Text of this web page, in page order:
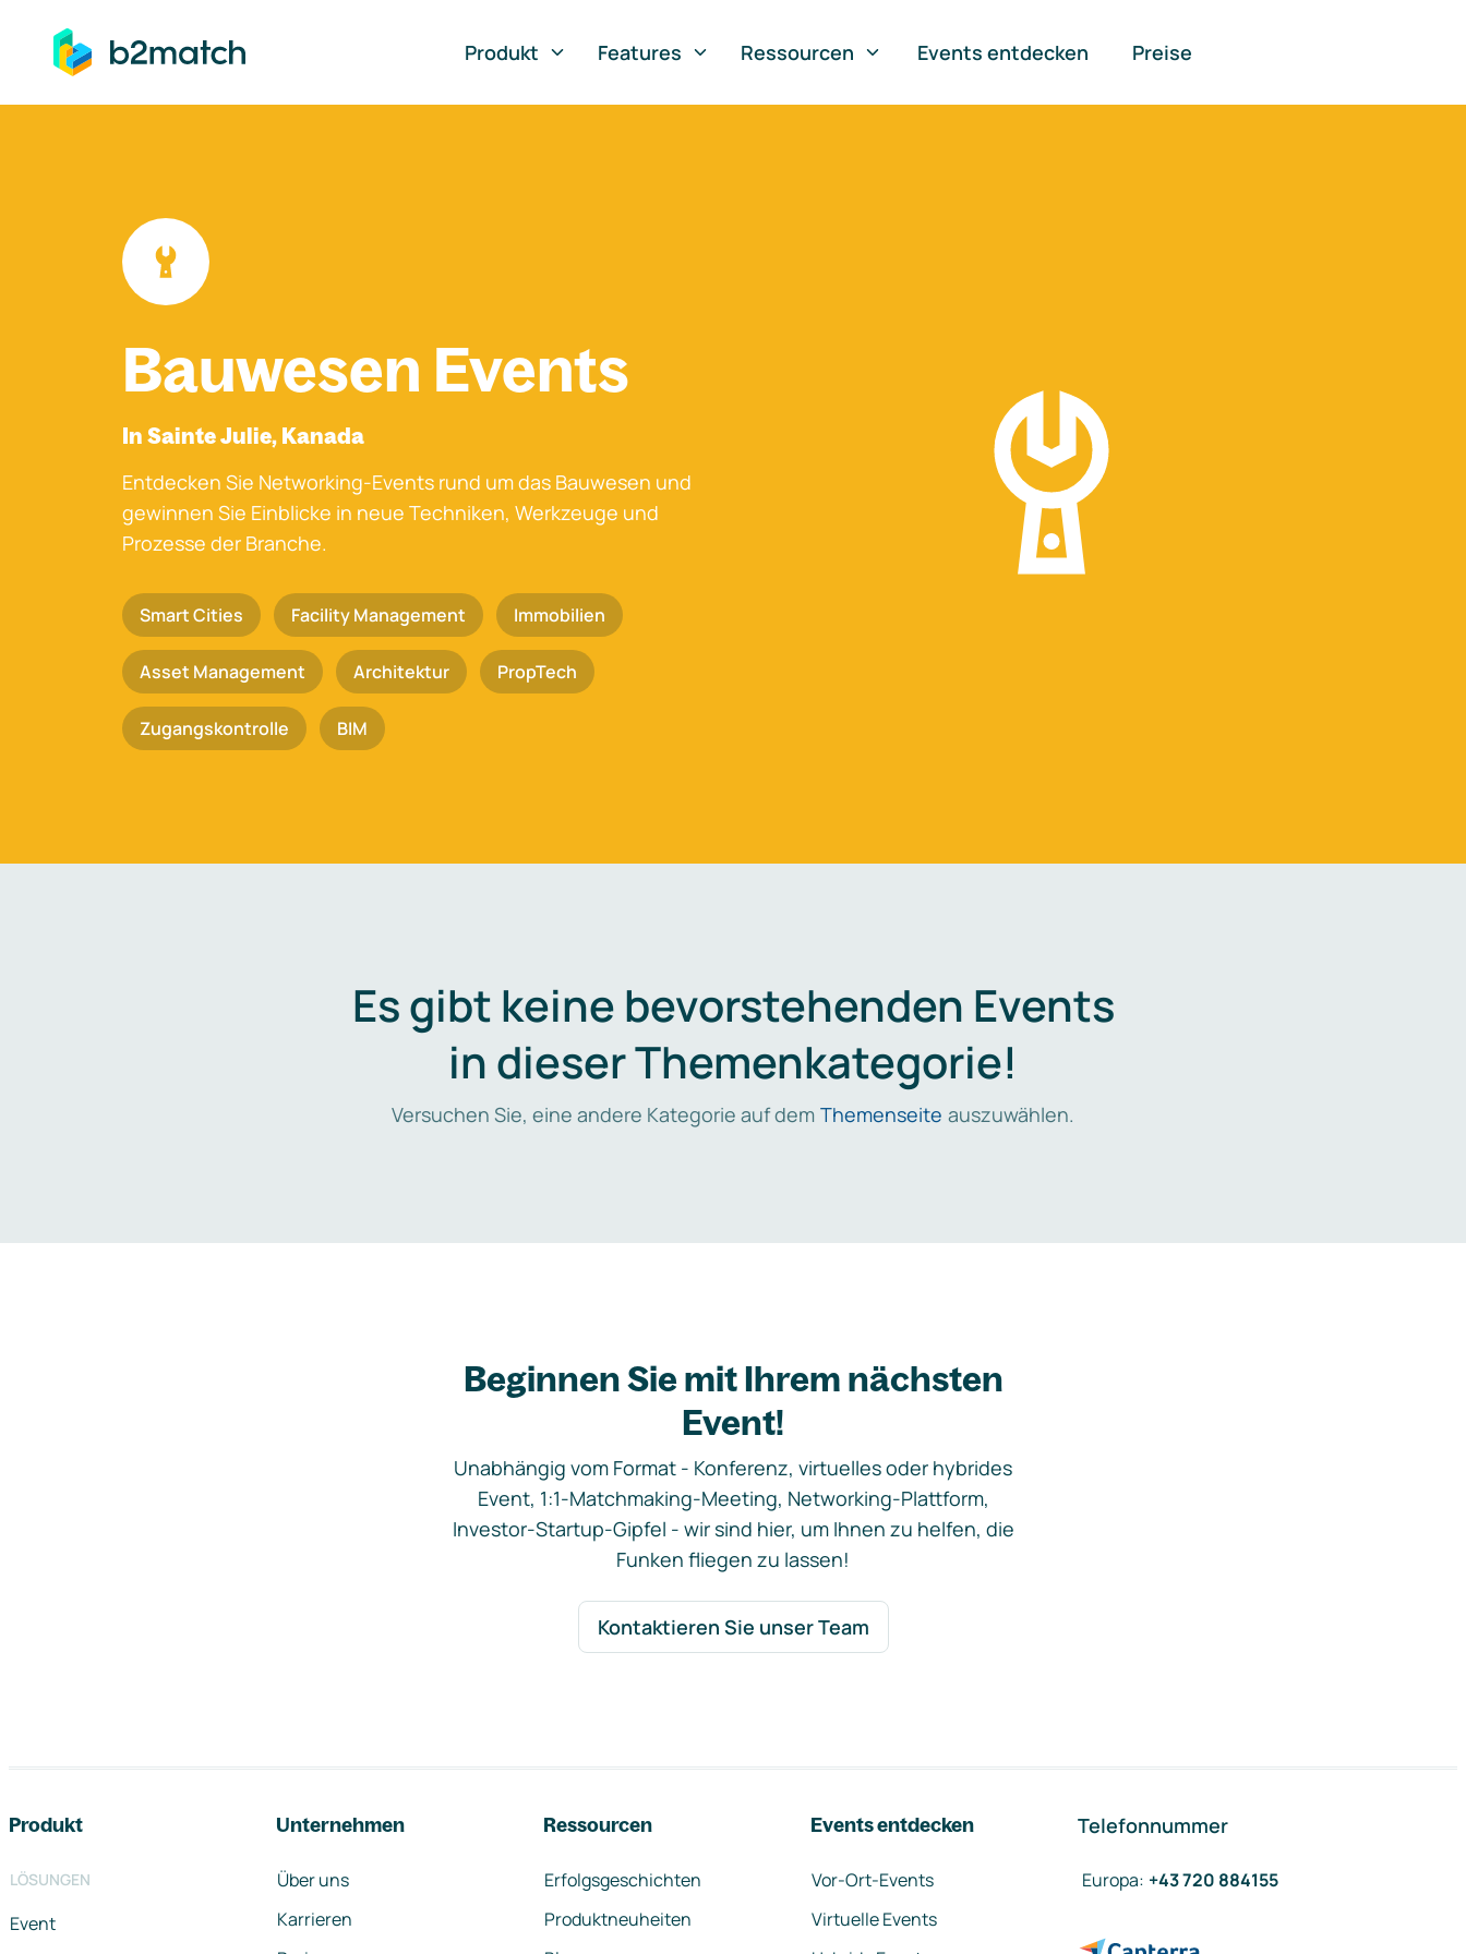
springen
Produkt
Features Ressourcen Events entdecken Preise
Bauwesen Events
In Sainte Julie, Kanada
Entdecken Sie Networking-Events rund um das Bauwesen und
gewinnen Sie Einblicke in neue Techniken, Werkzeuge und
Prozesse der Branche.
Smart Cities Facility Management Immobilien
Asset Management Architektur PropTech
Zugangskontrolle BIM
Es gibt keine bevorstehenden Events
in dieser Themenkategorie!
Versuchen Sie, eine andere Kategorie auf dem Themenseite auszuwählen.
Beginnen Sie mit Ihrem nächsten
Event!
Unabhängig vom Format - Konferenz, virtuelles oder hybrides
Event, 1:1-Matchmaking-Meeting, Networking-Plattform,
Investor-Startup-Gipfel - wir sind hier, um Ihnen zu helfen, die
Funken fliegen zu lassen!
Kontaktieren Sie unser Team
Produkt
LÖSUNGEN
Event
Unternehmen
Über uns
Karrieren
Ressourcen
Erfolgsgeschichten
Produktneuheiten
Events entdecken
Vor-Ort-Events
Virtuelle Events
Telefonnummer
Europa: +43 720 884155